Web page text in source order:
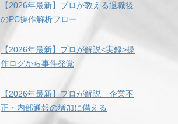
【2026年最新】プロが教える退職後
のPC操作解析フロー
【2026年最新】プロが解説<実録>操
作ログから事件発覚
【2026年最新】プロが解説 企業不
正・内部通報の増加に備える